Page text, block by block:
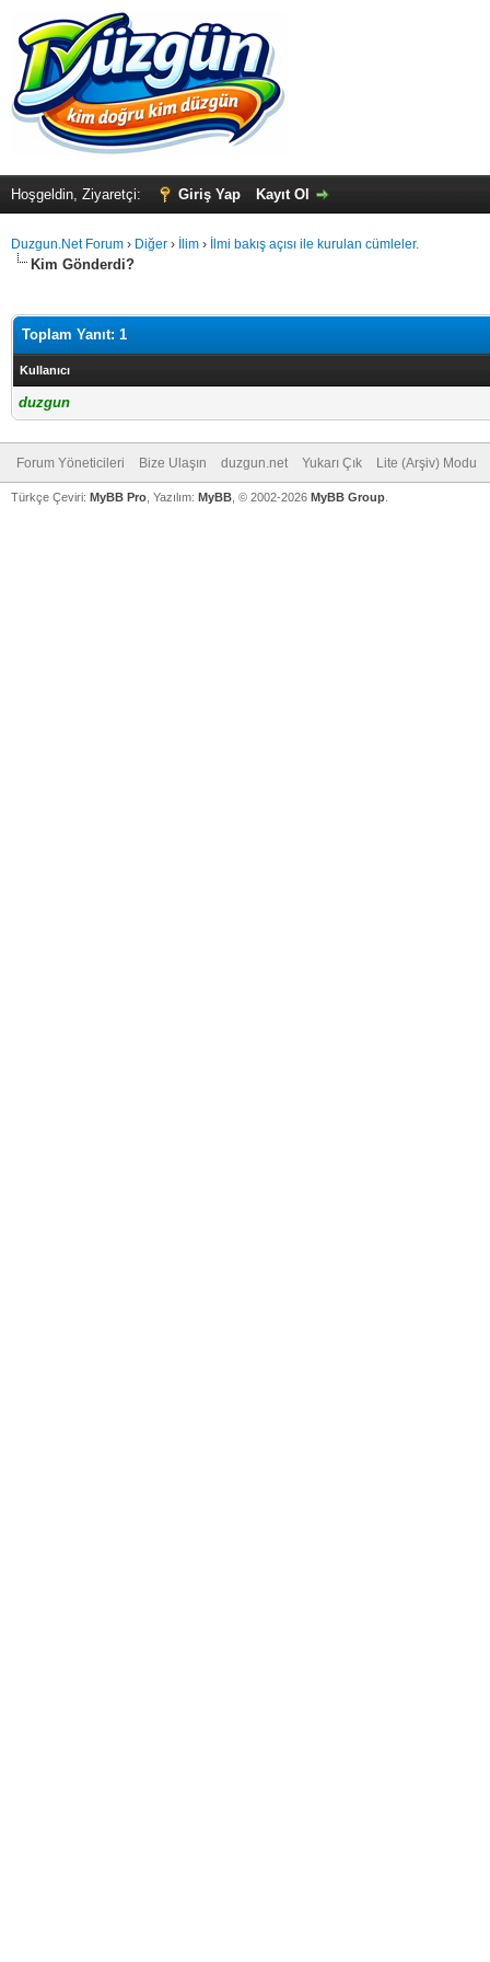
Hoşgeldin, Ziyaretçi: Giriş Yap Kayıt Ol
Duzgun.Net Forum › Diğer › İlim › İlmi bakış açısı ile kurulan cümleler.
Kim Gönderdi?
Toplam Yanıt: 1
Kullanıcı
duzgun
Forum Yöneticileri Bize Ulaşın duzgun.net Yukarı Çık Lite (Arşiv) Modu
Türkçe Çeviri: MyBB Pro , Yazılım: MyBB , © 2002-2026 MyBB Group